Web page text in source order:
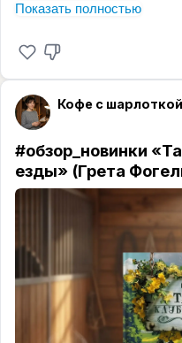
«Если бы дети росли
— Иоганн Вольфганг
Собрала для вас
тепло и детям, и их
📖«Дом на краю
Трепетная сага о
Про детей, которые
которая остается.
«Там, где раки
Не просто детектив.
девочке-«болотце»,
одиночестве
«Чудо» — Р. Дж.
Обязательна к
Показать полностью
#обзор_новинки
езды» (Грета